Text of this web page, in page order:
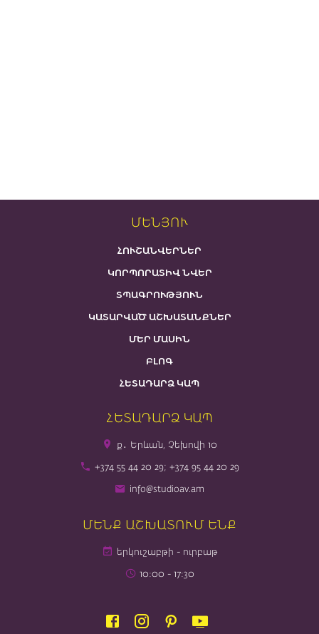
ՄԵՆՅՈՒ
ՀՈՒՇԱՆՎԵՐՆԵՐ
ԿՈՐՊՈՐԱՏԻՎ ՆՎԵՐ
ՏՊԱԳՐՈՒԹՅՈՒՆ
ԿԱՏԱՐՎԱԾ ԱՇԽԱՏԱՆՔՆԵՐ
ՄԵՐ ՄԱՍԻՆ
ԲԼՈԳ
ՀԵՏԱԴԱՐՁ ԿԱՊ
ՀԵՏԱԴԱՐՁ ԿԱՊ
ք․ Երևան, Չեխովի 10
+374 55 44 20 29; +374 95 44 20 29
info@studioav.am
ՄԵՆՔ ԱՇԽԱՏՈՒՄ ԵՆՔ
երկուշաբթի - ուրբաթ
10։00 - 17։30